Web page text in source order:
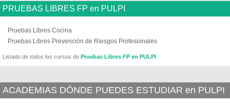
PRUEBAS LIBRES FP en PULPI
Pruebas Libres Cocina
Pruebas Libres Prevención de Riesgos Profesionales
Listado de todos los cursos de Pruebas Libres FP en PULPI
ACADEMIAS DÓNDE PUEDES ESTUDIAR en PULPI